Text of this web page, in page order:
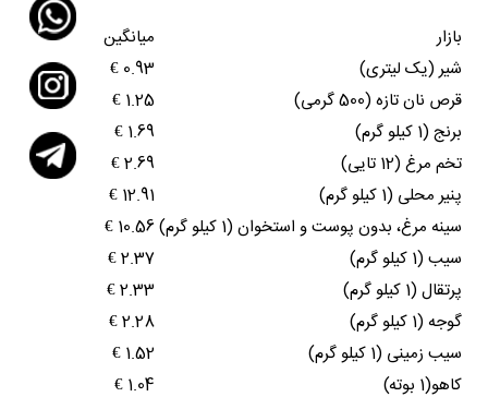
میانگین
بازار
0.93 €
شیر (یک لیتری)
1.25 €
قرص نان تازه (500 گرمی)
1.69 €
برنج (1 کیلو گرم)
2.69 €
تخم مرغ (12 تایی)
12.91 €
پنیر محلی (1 کیلو گرم)
10.56 €
سینه مرغ، بدون پوست و استخوان (1 کیلو گرم)
2.37 €
سیب (1 کیلو گرم)
2.33 €
پرتقال (1 کیلو گرم)
2.28 €
گوجه (1 کیلو گرم)
1.52 €
سیب زمینی (1 کیلو گرم)
1.04 €
کاهو(1 بوته)